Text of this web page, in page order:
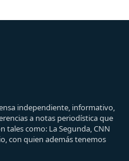
independiente, informativo,
a notas periodística que
tales como: La Segunda, CNN
con quien además tenemos